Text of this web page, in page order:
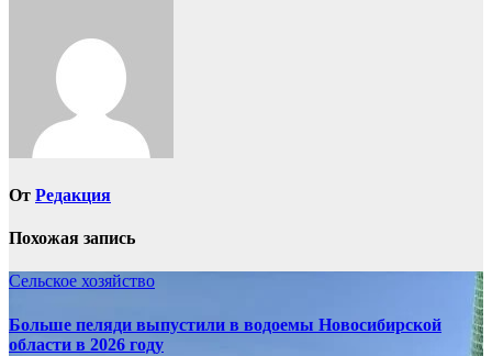
записям
От Редакция
Похожая запись
Сельское хозяйство
Больше пеляди выпустили в водоемы Новосибирской
области в 2026 году